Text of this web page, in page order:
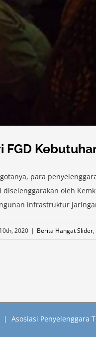
FGD
para
diselenggarakan oleh
infrastruktur
2020 | Berita Hangat Slider,
Asosiasi Penyelenggara